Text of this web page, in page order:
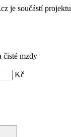
je součástí projektu
čisté mzdy
Kč